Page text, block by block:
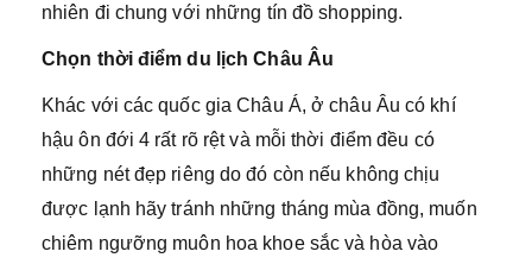
nhiên đi chung với những tín đồ shopping.
Chọn thời điểm du lịch Châu Âu
Khác với các quốc gia Châu Á, ở châu Âu có khí
hậu ôn đới 4 rất rõ rệt và mỗi thời điểm đều có
những nét đẹp riêng do đó còn nếu không chịu
được lạnh hãy tránh những tháng mùa đồng, muốn
chiêm ngưỡng muôn hoa khoe sắc và hòa vào